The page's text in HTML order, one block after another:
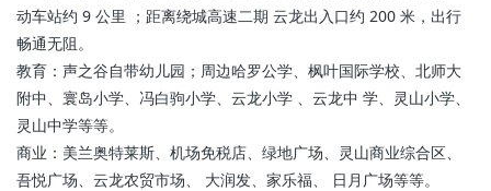
动车站约 9 公里 ；距离绕城高速二期 云龙出入口约 200 米，出行
畅通无阻。
教育：声之谷自带幼儿园；周边哈罗公学、枫叶国际学校、北师大
附中、寰岛小学、冯白驹小学、云龙小学 、云龙中 学、灵山小学、
灵山中学等等。
商业：美兰奥特莱斯、机场免税店、绿地广场、灵山商业综合区、
吾悦广场、云龙农贸市场、 大润发、家乐福、 日月广场等等。